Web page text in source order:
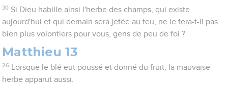
30 Si Dieu habille ainsi l'herbe des champs, qui existe
aujourd'hui et qui demain sera jetée au feu, ne le fera-t-il pas
bien plus volontiers pour vous, gens de peu de foi ?
Matthieu 13
26
Lorsque le blé eut poussé et donné du fruit, la mauvaise
herbe apparut aussi.